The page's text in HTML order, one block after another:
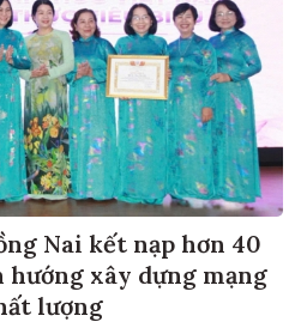
Nai kết nạp hơn 40
xây dựng mạng
lượng